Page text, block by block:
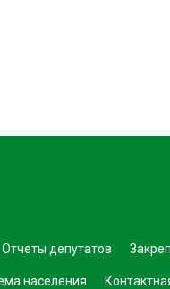
Отчеты депутатов
населения